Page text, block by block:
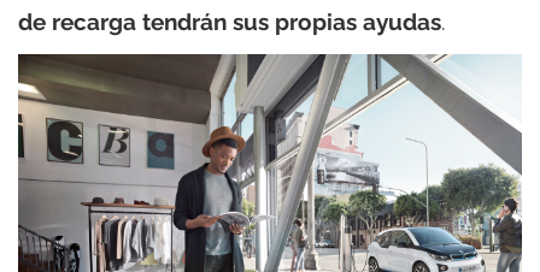
de recarga tendrán sus propias ayudas.